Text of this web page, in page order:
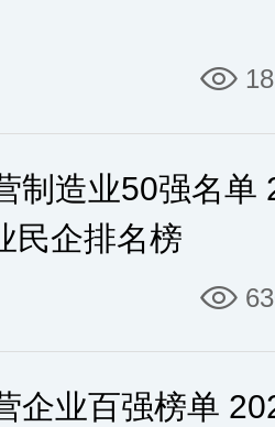
制造业50强名单
民企排名榜
企业百强榜单